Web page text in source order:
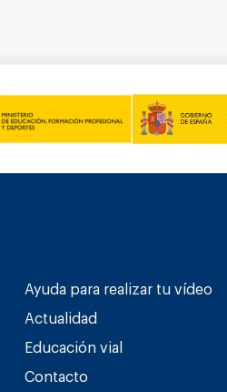
Ayuda para realizar tu vídeo
Actualidad
Educación vial
Contacto